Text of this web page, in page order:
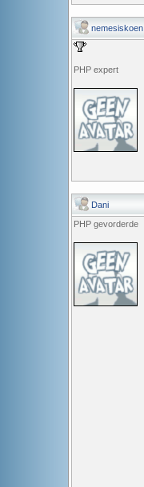
nemesiskoen
PHP expert
Dani
PHP gevorderde